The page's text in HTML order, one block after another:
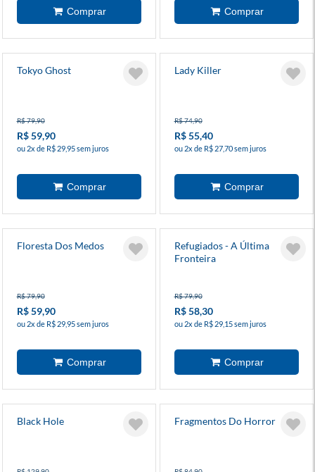
Tokyo Ghost
R$ 79,90
R$ 59,90
ou 2x de R$ 29,95 sem juros
Lady Killer
R$ 74,90
R$ 55,40
ou 2x de R$ 27,70 sem juros
Floresta Dos Medos
R$ 79,90
R$ 59,90
ou 2x de R$ 29,95 sem juros
Refugiados - A Última
Fronteira
R$ 79,90
R$ 58,30
ou 2x de R$ 29,15 sem juros
Black Hole Fragmentos Do Horror